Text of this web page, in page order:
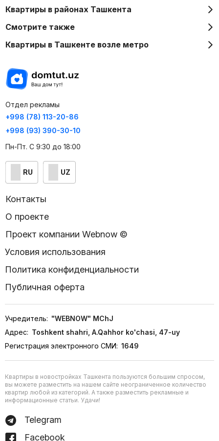
Квартиры в районах Ташкента
Смотрите также
Квартиры в Ташкенте возле метро
Отдел рекламы
+998 (78) 113-20-86
+998 (93) 390-30-10
Пн-Пт. С 9:30 до 18:00
RU UZ
Контакты
О проекте
Проект компании Webnow ©
Условия использования
Политика конфиденциальности
Публичная оферта
Учредитель: "WEBNOW" MChJ
Адрес: Toshkent shahri, A.Qahhor ko'chasi, 47-uy
Регистрация электронного СМИ: 1649
Квартиры в новостройках Ташкента пользуются большим спросом,
вы можете разместить на нашем сайте неограниченное количество
квартир любой из категорий. А также разместить рекламные и
информационные статьи. Удачи!
Telegram
Facebook